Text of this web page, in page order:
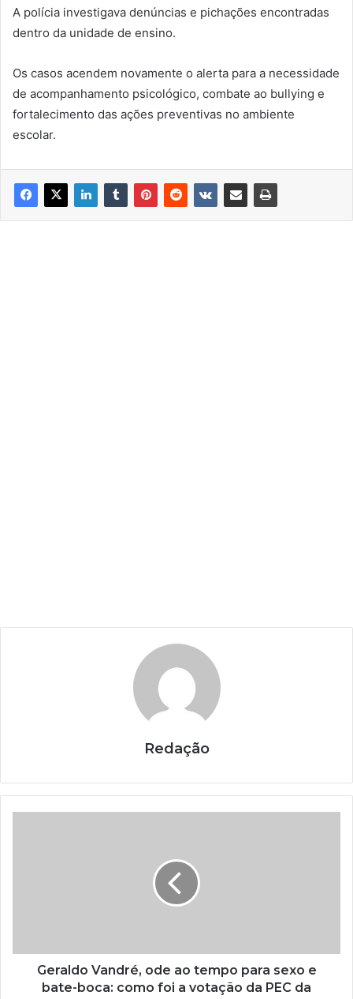
A polícia investigava denúncias e pichações encontradas
dentro da unidade de ensino.
Os casos acendem novamente o alerta para a necessidade
de acompanhamento psicológico, combate ao bullying e
fortalecimento das ações preventivas no ambiente
escolar.
Redação
Geraldo Vandré, ode ao tempo para sexo e
bate-boca: como foi a votação da PEC da